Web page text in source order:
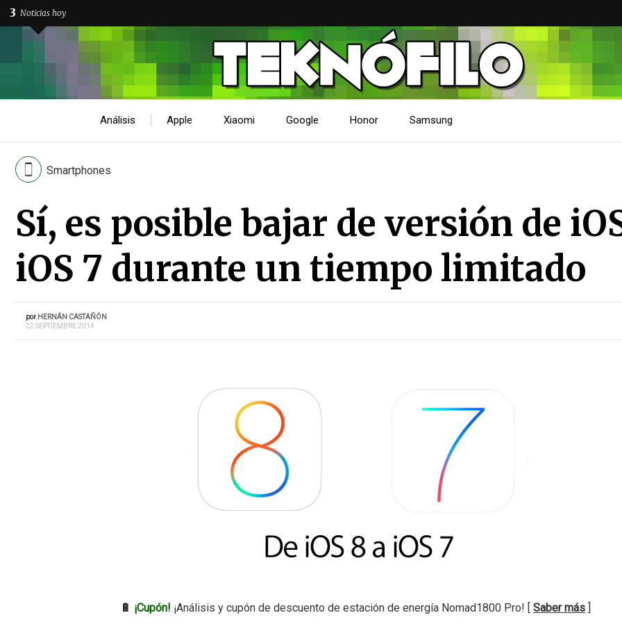
3 Noticias hoy
Análisis Apple Xiaomi Google Honor Samsung
Smartphones
Sí, es posible bajar de versión de
iOS 7 durante un tiempo limitado
por HERNÁN CASTAÑÓN
22 SEPTIEMBRE 2014
🔋 ¡Cupón! ¡Análisis y cupón de descuento de estación de energía Nomad1800 Pro! [ Saber más ]